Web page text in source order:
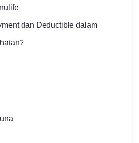
dan Deductible dalam